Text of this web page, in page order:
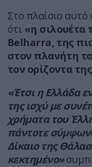
Στο πλαίσιο αυτό
ότι «η σιλουέτα
Belharra, της
στον πλανήτη
τον ορίζοντα
«Έτσι η Ελλάδα
της ισχύ με
χρήματα του
πάντοτε
Δίκαιο της
κεκτημένο»